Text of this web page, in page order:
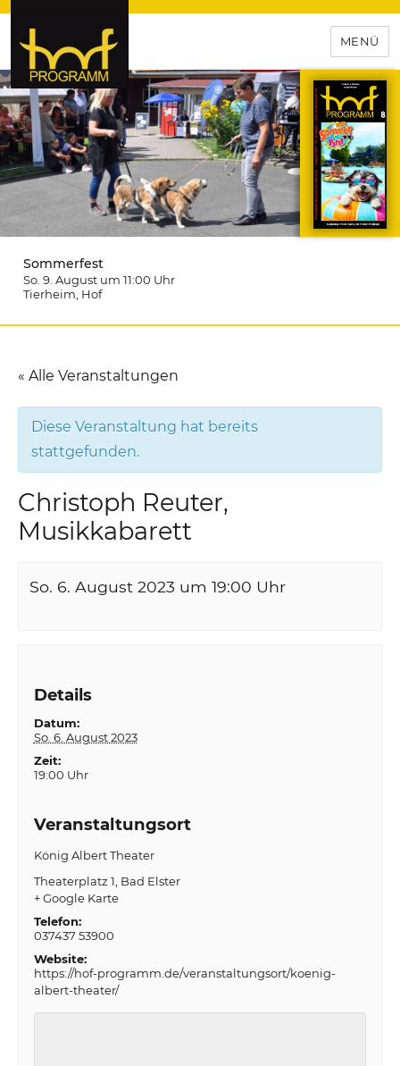
hof-programm – das
Veranstaltungsportal für
Hochfranken
MENÜ
Sommerfest
So. 9. August um 11:00 Uhr
Tierheim , Hof
« Alle Veranstaltungen
Diese Veranstaltung hat bereits
stattgefunden.
Christoph Reuter,
Musikkabarett
So. 6. August 2023 um 19:00 Uhr
Details
Datum:
So. 6. August 2023
Zeit:
19:00 Uhr
Veranstaltungsort
König Albert Theater
Theaterplatz 1 Bad Elster
+ Google Karte
Telefon:
037437 53900
Website:
https://hof-programm.de/veranstaltungsort/koenig-
albert-theater/